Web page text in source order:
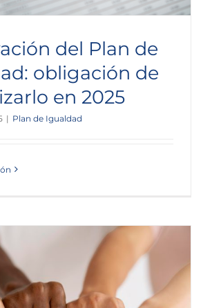
del Plan de
obligación de
en 2025
| Plan de Igualdad